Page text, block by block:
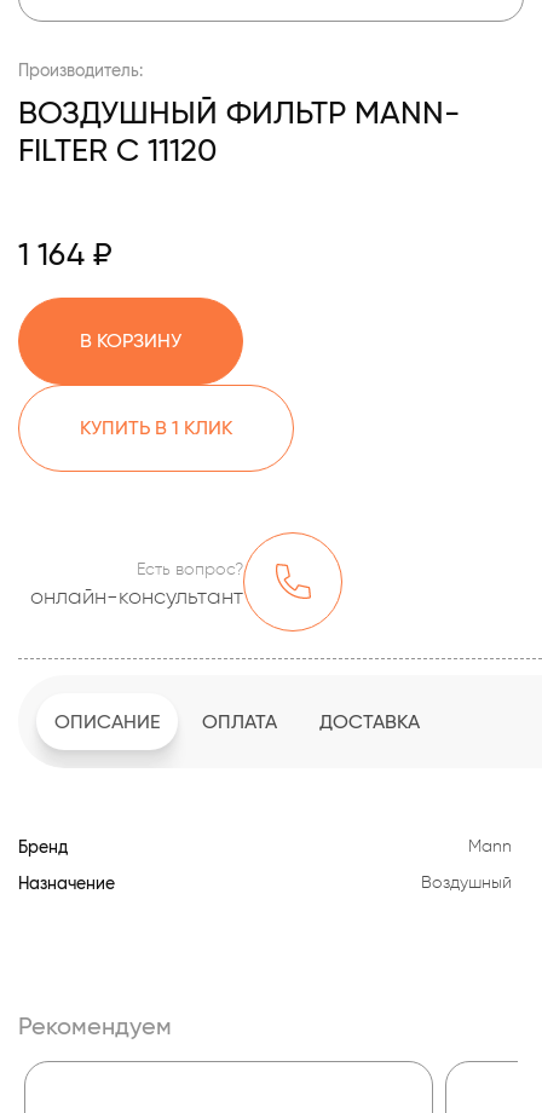
Производитель:
ВОЗДУШНЫЙ ФИЛЬТР MANN-
FILTER C 11120
1 164 ₽
В КОРЗИНУ
КУПИТЬ В 1 КЛИК
Есть вопрос?
онлайн-консультант
ОПИСАНИЕ ОПЛАТА ДОСТАВКА
Бренд Mann
Назначение Воздушный
Рекомендуем